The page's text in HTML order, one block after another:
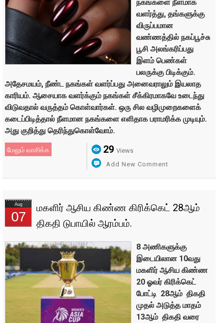
நகங்களை நீளமாக
வளர்த்து, தங்களுக்கு
விருப்பமான
வண்ணத்தில் நகப்பூச்சு
பூசி அலங்கரிப்பது
இளம் பெண்கள்
பலருக்கு பிடிக்கும்.
அதேசமயம், நீண்ட நகங்கள் வளர்ப்பது அனைவராலும் இயலாத
காரியம். ஆசையாக வளர்க்கும் நகங்கள் சீக்கிரமாகவே உடைந்து
விடுவதால் வருத்தம் கொள்வார்கள். ஒரு சில வழிமுறைகளைக்
கடைப்பிடித்தால் நீளமான நகங்களை எளிதாக பராமரிக்க முடியும்.
அது குறித்து தெரிந்துகொள்வோம்.
மேலும் வாசிக்க 29 Views
Add New Comment
Aug
07
மகளிர் ஆசிய கிண்ண கிரிக்கெட் 28ஆம்
திகதி டுபாயில் ஆரம்பம்.
8 அணிகளுக்கு
இடையிலான 10வது
மகளிர் ஆசிய கிண்ண
20 ஓவர் கிரிக்கெட்
போட்டி 28ஆம் திகதி
முதல் அடுத்த மாதம்
13ஆம் திகதி வரை